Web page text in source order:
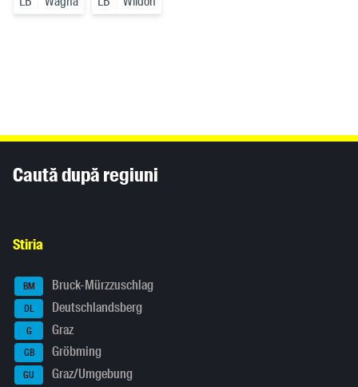
Caută după regiuni
Stiria
BM Bruck-Mürzzuschlag
DL Deutschlandsberg
G Graz
GB Gröbming
GU Graz/Umgebung